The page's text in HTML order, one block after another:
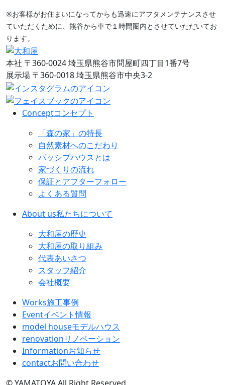
※お客様がお住まいになってからも迅速にアフタメンテナンスさせ
ていただくために、熊谷から車で１時間圏内とさせていただいてお
ります。
本社 〒360-0024 埼玉県熊谷市問屋町四丁目1番7号
展示場 〒360-0018 埼玉県熊谷市中央3-2
Conceptコンセプト
「森の家」の特長
自然素材へのこだわり
パッシブハウスとは
家づくりの流れ
保証とアフターフォロー
よくある質問
About us私たちについて
大和屋の歴史
大和屋の取り組み
代表あいさつ
スタッフ紹介
会社概要
Works施工事例
Eventイベント情報
model houseモデルハウス
renovationリノベーション
Informationお知らせ
contactお問い合わせ